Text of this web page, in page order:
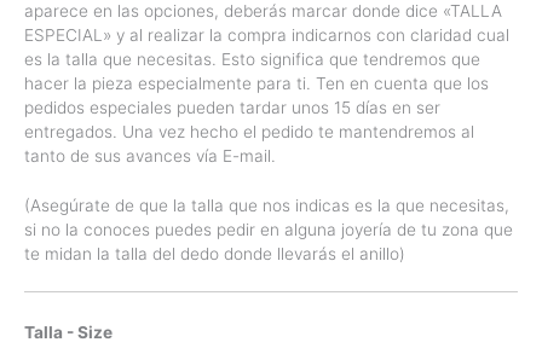
aparece en las opciones, deberás marcar donde dice «TALLA
ESPECIAL» y al realizar la compra indicarnos con claridad cual
es la talla que necesitas. Esto significa que tendremos que
hacer la pieza especialmente para ti. Ten en cuenta que los
pedidos especiales pueden tardar unos 15 días en ser
entregados. Una vez hecho el pedido te mantendremos al
tanto de sus avances vía E-mail.
(Asegúrate de que la talla que nos indicas es la que necesitas,
si no la conoces puedes pedir en alguna joyería de tu zona que
te midan la talla del dedo donde llevarás el anillo)
Talla - Size